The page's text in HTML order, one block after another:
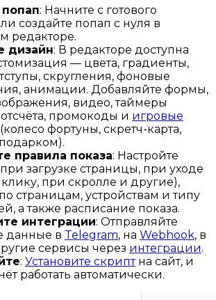
: Начните с готового
создайте попап с нуля в
редакторе.
дизайн: В редакторе доступна
— цвета, градиенты,
скругления, фоновые
анимации. Добавляйте формы,
видео, таймеры
промокоды и игровые
(колесо фортуны, скретч-карта,
правила показа: Настройте
загрузке страницы, при уходе
клику, при скролле и другие),
по страницам, устройствам и типу
а также расписание показа.
интеграции: Отправляйте
данные в Telegram, на Webhook, в
сервисы через интеграции.
: Установите скриптна сайт, и
работать автоматически.